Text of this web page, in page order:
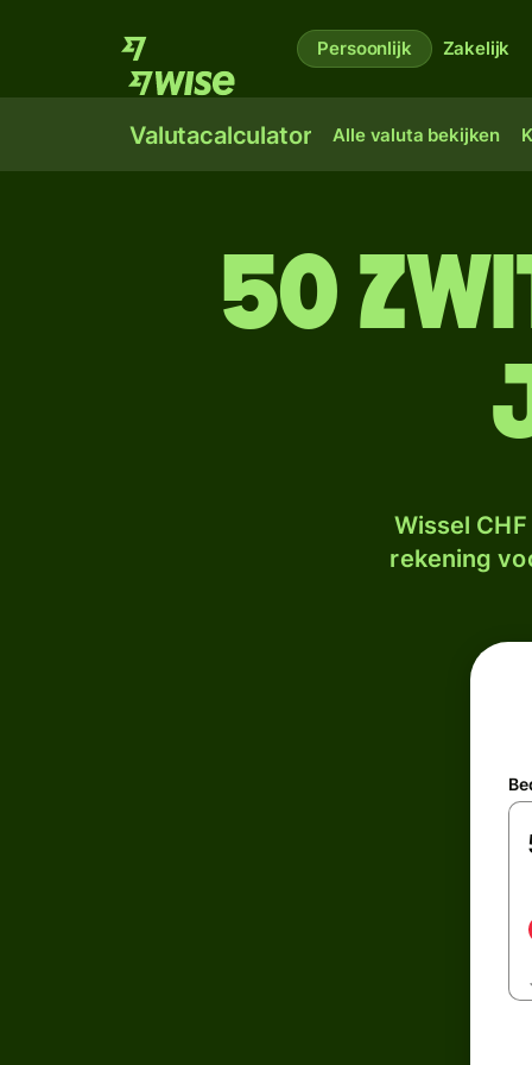
Persoonlijk Zakelijk
Valutacalculator Alle valuta bekijken
50
Wissel
rekening